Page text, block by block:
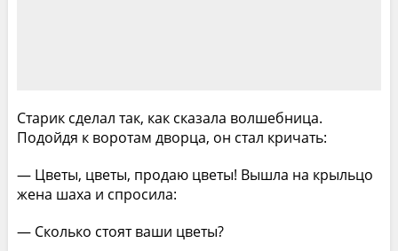
Старик сделал так, как сказала волшебница.
Подойдя к воротам дворца, он стал кричать:
— Цветы, цветы, продаю цветы! Вышла на крыльцо
жена шаха и спросила:
— Сколько стоят ваши цветы?